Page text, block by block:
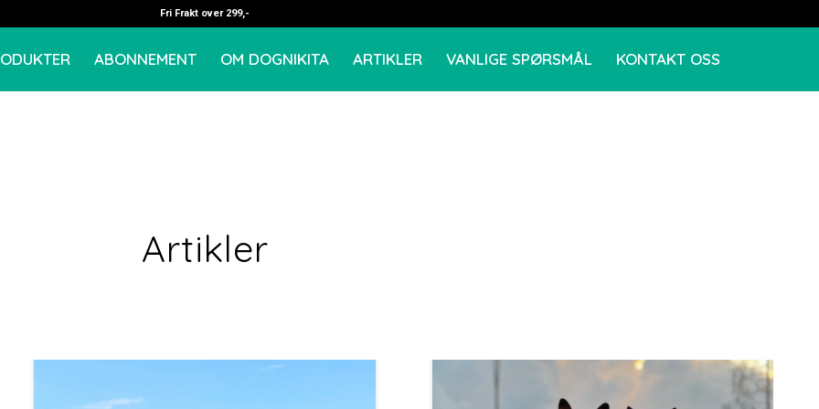
Fri Frakt over 299,-
ABONNEMENT OM DOGNIKITA ARTIKLER VANLIGE SPØRSMÅL KONTAKT OSS
Artikler